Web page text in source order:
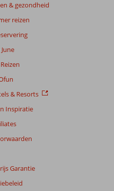
& gezondheid
reizen
June
& Resorts
Inspiratie
Garantie